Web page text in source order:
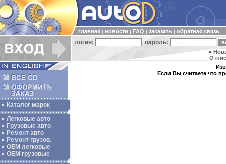
главная новости FAQ заказать обратная связь
логин: пароль:
Каталог марок
Легковые авто
Грузовые авто
Ремонт авто
Ремонт грузов.
ОЕМ легковые
OEM грузовые
Если Вы считаете что